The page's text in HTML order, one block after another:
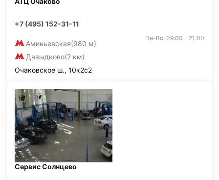
+7 (495) 152-31-11
Аминьевская(980 м)
Давыдково(2 км)
Пн-Вс: 09:00 - 21:00
Очаковское ш., 10к2с2
Сервис Солнцево